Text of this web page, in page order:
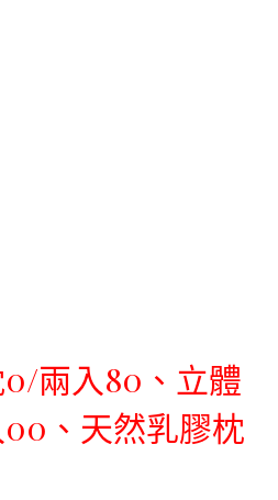
兩入80、立體
、天然乳膠枕